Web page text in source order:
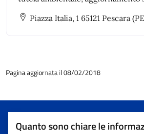
urbanistici, piani di settore e piani
intercomunali.
Piazza Italia, 1 65121 Pescara
Pagina aggiornata il 08/02/2018
Quanto sono chiare le